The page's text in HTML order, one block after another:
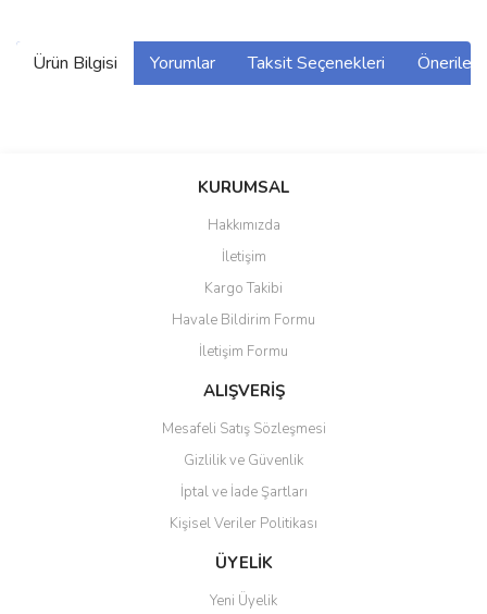
Ürün Bilgisi Yorumlar Taksit Seçenekleri
Bu ürüne ilk yorumu siz yapın!
Yorum Yaz
Ürün resmi kalitesiz, bozuk veya görüntülenemiyor.
Ürün açıklamasında eksik bilgiler bulunuyor.
Ürün bilgilerinde hatalar bulunuyor.
Ürün fiyatı diğer sitelerden daha pahalı.
Bu ürüne benzer farklı alternatifler olmalı.
Gönder
KURUMSAL
Hakkımızda
İletişim
Kargo Takibi
Havale Bildirim Formu
İletişim Formu
ALIŞVERİŞ
Mesafeli Satış Sözleşmesi
Gizlilik ve Güvenlik
İptal ve İade Şartları
Kişisel Veriler Politikası
ÜYELİK
Yeni Üyelik